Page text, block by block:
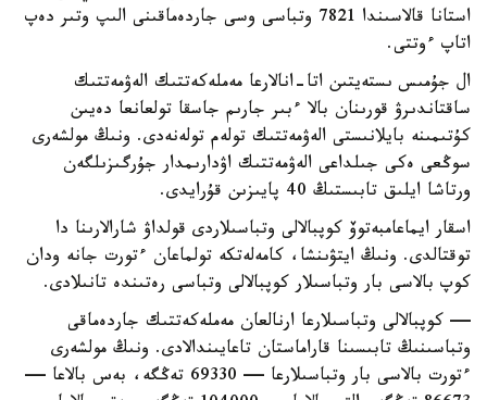
استانا قالاسىندا 7821 وتباسى وسى جاردەماقىنى الىپ وتىر دەپ
اتاپ ءوتتى.
ال جۇمىس ىستەيتىن اتا-انالارعا مەملەكەتتىك الەۋمەتتىك
ساقتاندىرۋ قورىنان بالا ءبىر جارىم جاسقا تولعانعا دەيىن
كۇتىمىنە بايلانىستى الەۋمەتتىك تولەم تولەنەدى. ونىڭ مولشەرى
سوڭعى ەكى جىلداعى الەۋمەتتىك اۋدارىمدار جۇرگىزىلگەن
ورتاشا ايلىق تابىستىڭ 40 پايىزىن قۇرايدى.
اسقار ايماعامبەتوۆ كوپبالالى وتباسىلاردى قولداۋ شارالارىنا دا
توقتالدى. ونىڭ ايتۋىنشا، كامەلەتكە تولماعان ءتورت جانە ودان
كوپ بالاسى بار وتباسىلار كوپبالالى وتباسى رەتىندە تانىلادى.
— كوپبالالى وتباسىلارعا ارنالعان مەملەكەتتىك جاردەماقى
وتباسىنىڭ تابىسىنا قاراماستان تاعايىندالادى. ونىڭ مولشەرى
ءتورت بالاسى بار وتباسىلارعا — 69330 تەڭگە، بەس بالاعا —